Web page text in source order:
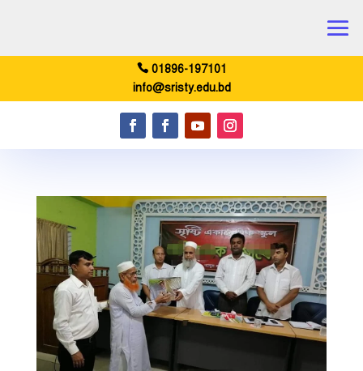
01896-197101
info@sristy.edu.bd